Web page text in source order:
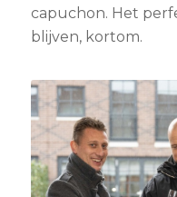
capuchon. Het
blijven, kortom.